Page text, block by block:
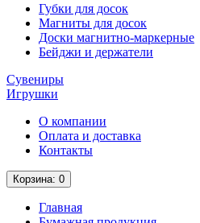
Губки для досок
Магниты для досок
Доски магнитно-маркерные
Бейджи и держатели
Сувениры
Игрушки
О компании
Оплата и доставка
Контакты
Корзина: 0
Главная